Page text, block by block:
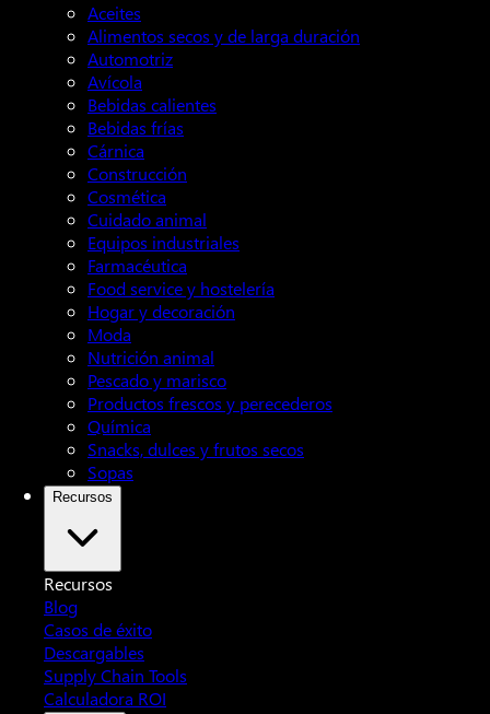
Aceites
Alimentos secos y de larga duración
Automotriz
Avícola
Bebidas calientes
Bebidas frías
Cárnica
Construcción
Cosmética
Cuidado animal
Equipos industriales
Farmacéutica
Food service y hostelería
Hogar y decoración
Moda
Nutrición animal
Pescado y marisco
Productos frescos y perecederos
Química
Snacks, dulces y frutos secos
Sopas
Recursos
Recursos
Blog
Casos de éxito
Descargables
Supply Chain Tools
Calculadora ROI